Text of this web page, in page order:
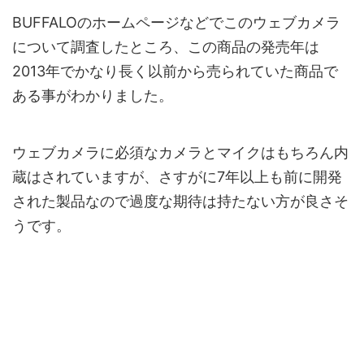
BUFFALOのホームページなどでこのウェブカメラ
について調査したところ、この商品の発売年は
2013年でかなり長く以前から売られていた商品で
ある事がわかりました。
ウェブカメラに必須なカメラとマイクはもちろん内
蔵はされていますが、さすがに7年以上も前に開発
された製品なので過度な期待は持たない方が良さそ
うです。